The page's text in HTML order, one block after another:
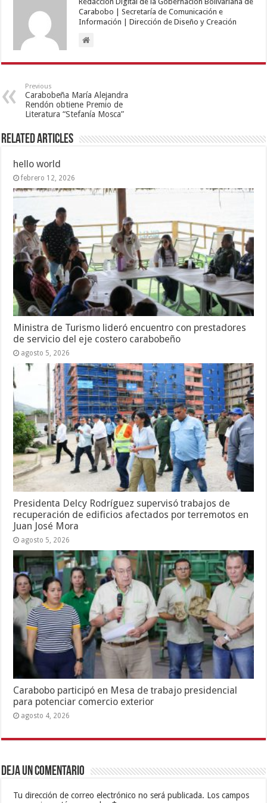
Carabobo | Secretaría de Comunicación e
Información | Dirección de Diseño y Creación
Previous
Carabobeña María Alejandra
Rendón obtiene Premio de
Literatura “Stefanía Mosca”
Related Articles
hello world
febrero 12, 2026
Ministra de Turismo lideró encuentro con prestadores
de servicio del eje costero carabobeño
agosto 5, 2026
Presidenta Delcy Rodríguez supervisó trabajos de
recuperación de edificios afectados por terremotos en
Juan José Mora
agosto 5, 2026
Carabobo participó en Mesa de trabajo presidencial
para potenciar comercio exterior
agosto 4, 2026
Deja un comentario
Tu dirección de correo electrónico no será publicada. Los campos